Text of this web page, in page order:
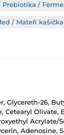
Prebiotika /
/ Mateří kašička
Glycereth-26,
Cetearyl Olivate,
Acrylate/
Adenosine,